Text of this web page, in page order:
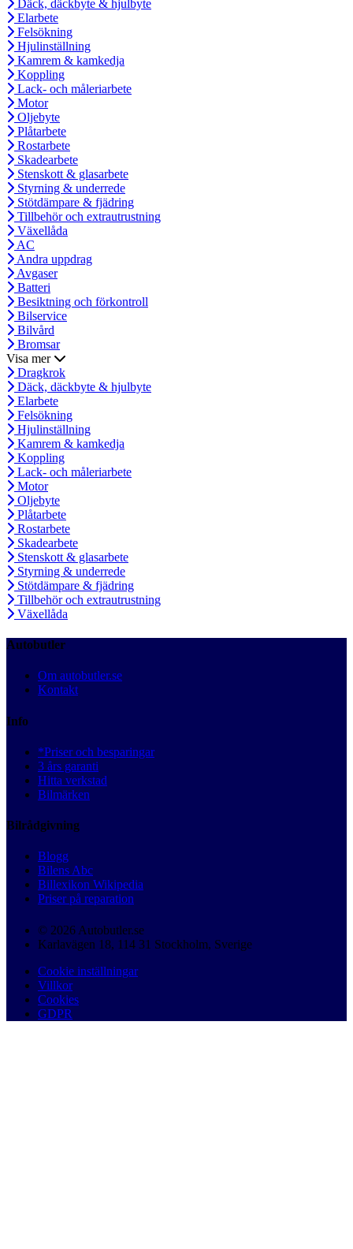
Däck, däckbyte & hjulbyte
Elarbete
Felsökning
Hjulinställning
Kamrem & kamkedja
Koppling
Lack- och måleriarbete
Motor
Oljebyte
Plåtarbete
Rostarbete
Skadearbete
Stenskott & glasarbete
Styrning & underrede
Stötdämpare & fjädring
Tillbehör och extrautrustning
Växellåda
AC
Andra uppdrag
Avgaser
Batteri
Besiktning och förkontroll
Bilservice
Bilvård
Bromsar
Visa mer
Dragkrok
Däck, däckbyte & hjulbyte
Elarbete
Felsökning
Hjulinställning
Kamrem & kamkedja
Koppling
Lack- och måleriarbete
Motor
Oljebyte
Plåtarbete
Rostarbete
Skadearbete
Stenskott & glasarbete
Styrning & underrede
Stötdämpare & fjädring
Tillbehör och extrautrustning
Växellåda
Autobutler
Om autobutler.se
Kontakt
Info
*Priser och besparingar
3 års garanti
Hitta verkstad
Bilmärken
Bilrådgivning
Blogg
Bilens Abc
Billexikon Wikipedia
Priser på reparation
© 2026 Autobutler.se
Karlavägen 18, 114 31 Stockholm, Sverige
Cookie inställningar
Villkor
Cookies
GDPR